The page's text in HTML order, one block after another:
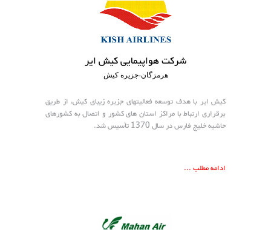
شرکت هواپیمایی کیش ایر
هرمزگان-جزیره کیش
کیش ایر با هدف توسعه فعالیتهای جزیره زیبای کیش، از طریق
برقراری ارتباط با مراکز استان های کشور و اتصال به کشورهای
حاشیه خلیج فارس در سال 1370 تأسیس شد.
ادامه مطلب ...